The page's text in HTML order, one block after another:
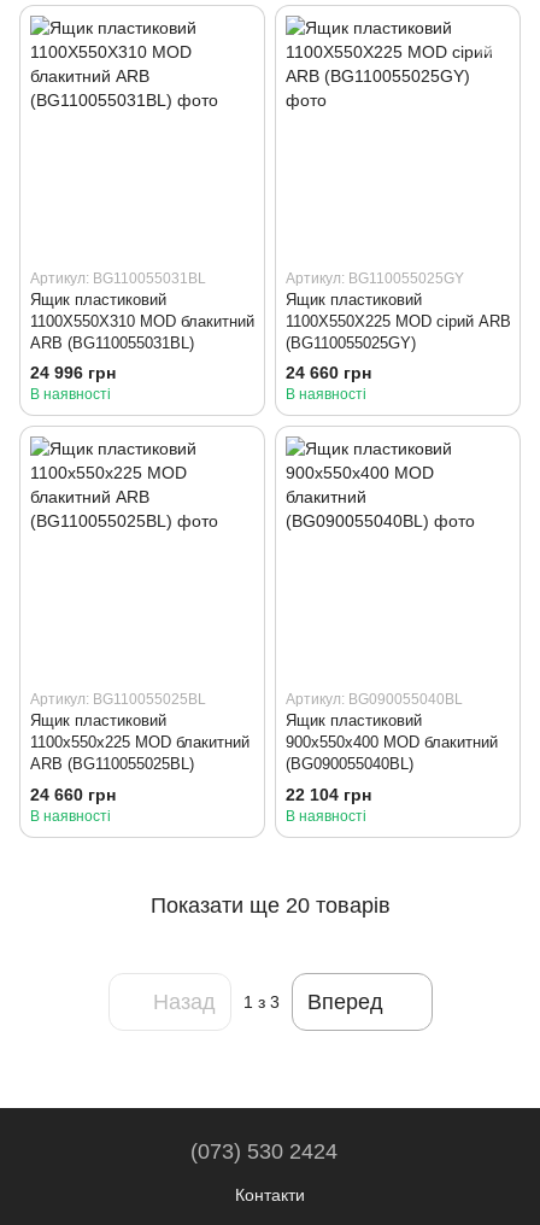
Артикул: BG110055031BL
Ящик пластиковий
1100X550X310 MOD блакитний
ARB (BG110055031BL)
24 996 грн
В наявності
Артикул: BG110055025GY
Ящик пластиковий
1100X550X225 MOD сірий ARB
(BG110055025GY)
24 660 грн
В наявності
Артикул: BG110055025BL
Ящик пластиковий
1100x550x225 MOD блакитний
ARB (BG110055025BL)
24 660 грн
В наявності
Артикул: BG090055040BL
Ящик пластиковий
900x550x400 MOD блакитний
(BG090055040BL)
22 104 грн
В наявності
Показати ще 20 товарів
Назад 1 з 3 Вперед
(073) 530 2424
Контакти